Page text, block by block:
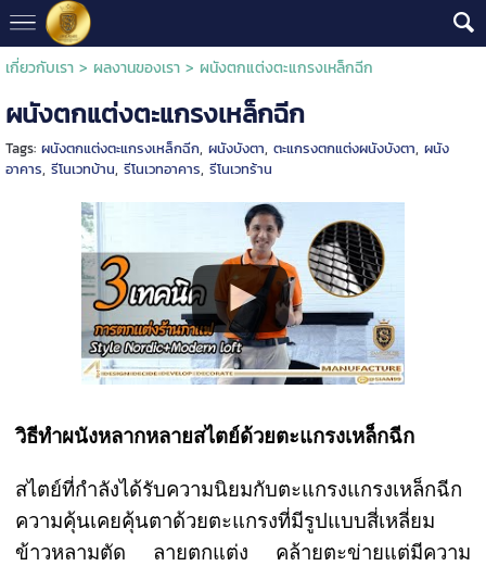
เกี่ยวกับเรา> ผลงานของเรา> ผนังตกแต่งตะแกรงเหล็กฉีก
ผนังตกแต่งตะแกรงเหล็กฉีก
Tags: ผนังตกแต่งตะแกรงเหล็กฉีก, ผนังบังตา, ตะแกรงตกแต่งผนังบังตา, ผนัง
อาคาร, รีโนเวทบ้าน, รีโนเวทอาคาร, รีโนเวทร้าน
วิธีทำผนังหลากหลายสไตย์ด้วยตะแกรงเหล็กฉีก
สไตย์ที่กำลังได้รับความนิยมกับตะแกรงแกรงเหล็กฉีก
ความคุ้นเคยคุ้นตาด้วยตะแกรงที่มีรูปแบบสี่เหลี่ยม
ข้าวหลามตัด ลายตกแต่ง คล้ายตะข่ายแต่มีความ